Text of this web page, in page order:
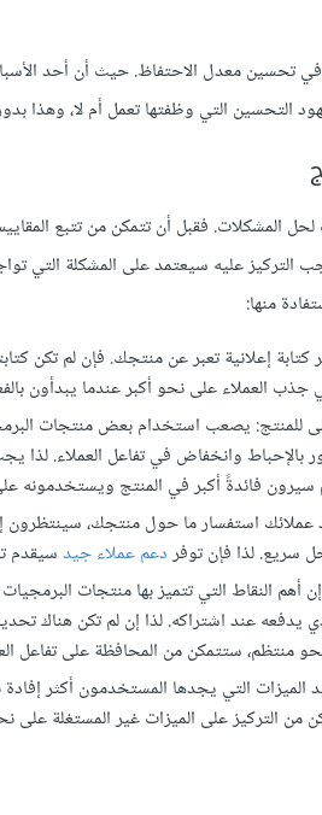
معدل الاحتفاظ. حيث أن أحد الأسباب
التحسين التي وظفتها تعمل أم لا، وهذا
المشكلات. فقبل أن تتمكن من تتبع
عليه سيعتمد على المشكلة التي
كتابة إعلانية تعبر عن منتجك. فإن لم تكن
العملاء على نحو أكبر عندما يبدأون
بالإحباط وانخفاض في تفاعل العملاء. لذا
فائدةً أكبر في المنتج ويستخدمونه
استفسار ما حول منتجك، سينتظرون
سريع. لذا فإن توفردعم عملاء جيدسيقدم
عند اشتراكه. لذا إن لم تكن هناك
منتظم، ستتمكن من المحافظة على تفاعل
الميزات التي يجدها المستخدمون أكثر
من التركيز على الميزات غير المستغلة